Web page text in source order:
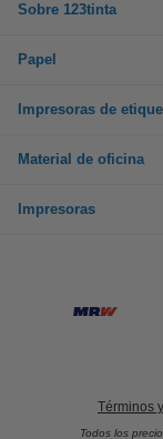
Sobre 123tinta
Papel
Impresoras de
Material de oficina
Impresoras
Términos
Todos los